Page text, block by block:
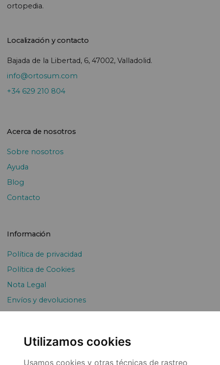
Utilizamos cookies
Usamos cookies y otras técnicas de rastreo
ortopedia.
Localización y contacto
Bajada de la Libertad, 6, 47002, Valladolid.
info@ortosum.com
+34 629 210 804
Acerca de nosotros
Sobre nosotros
Ayuda
Blog
Contacto
Información
Política de privacidad
Política de Cookies
Nota Legal
Envíos y devoluciones